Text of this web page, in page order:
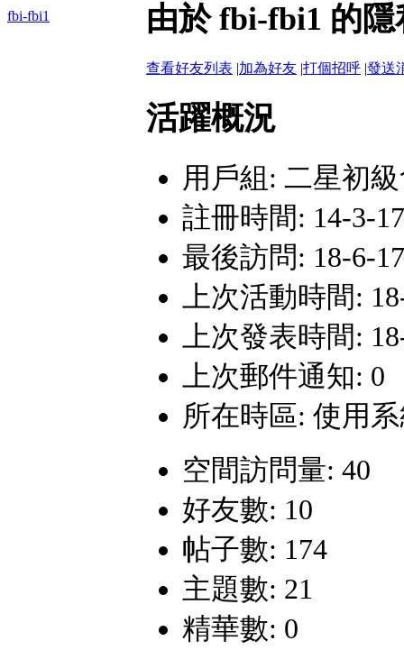
fbi-fbi1 由於 fbi-fbi1 的
查看好友列表 |加為好友 |打個招呼 |發送
活躍概況
用戶組: 二星初
註冊時間: 14-3-
最後訪問: 18-6-
上次活動時間:
上次發表時間:
上次郵件通知: 0
所在時區: 使用
空間訪問量: 40
好友數: 10
帖子數: 174
主題數: 21
精華數: 0